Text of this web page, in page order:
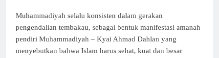
Muhammadiyah selalu konsisten dalam gerakan
pengendalian tembakau, sebagai bentuk manifestasi amanah
pendiri Muhammadiyah – Kyai Ahmad Dahlan yang
menyebutkan bahwa Islam harus sehat, kuat dan besar